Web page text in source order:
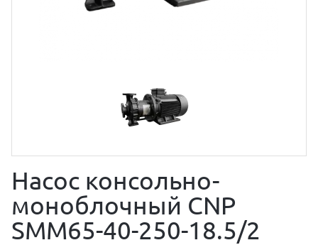
Насос консольно-
моноблочный CNP
SMM65-40-250-18.5/2